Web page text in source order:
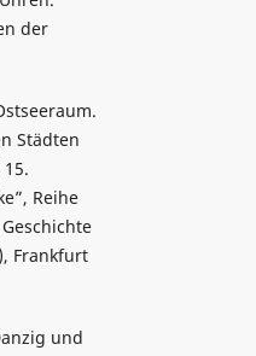
der
Städten
Reihe
Frankfurt
und